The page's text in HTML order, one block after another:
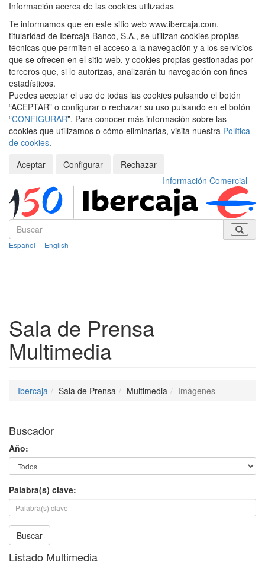
Información acerca de las cookies utilizadas
Te informamos que en este sitio web www.ibercaja.com,
titularidad de Ibercaja Banco, S.A., se utilizan cookies propias
técnicas que permiten el acceso a la navegación y a los servicios
que se ofrecen en el sitio web, y cookies propias gestionadas por
terceros que, si lo autorizas, analizarán tu navegación con fines
estadísticos.
Puedes aceptar el uso de todas las cookies pulsando el botón
“ACEPTAR” o configurar o rechazar su uso pulsando en el botón
“CONFIGURAR”. Para conocer más información sobre las
cookies que utilizamos o cómo eliminarlas, visita nuestra Política
de cookies.
Aceptar
Configurar
Rechazar
Información Comercial
Español | English
Sala de Prensa
Multimedia
Ibercaja Sala de Prensa Multimedia Imágenes
Buscador
Año:
Palabra(s) clave:
Buscar
Listado Multimedia